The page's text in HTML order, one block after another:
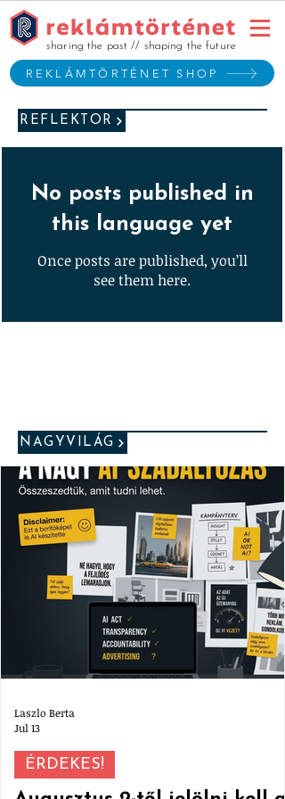
REKLÁMTÖRTÉNET SHOP
sharing the past // shaping the future
REFLEKTOR
No posts published in
this language yet
Once posts are published, you’ll
see them here.
NAGYVILÁG
ÉRDEKES!
Laszlo Berta
Jul 13